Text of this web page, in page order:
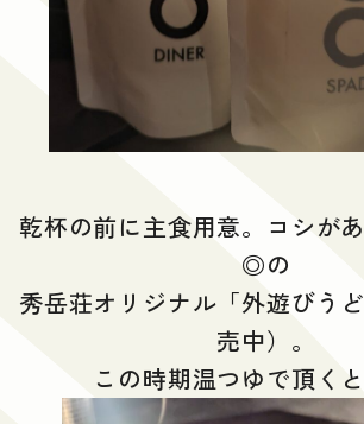
乾杯の前に主食用意。コシが
◎の
秀岳荘オリジナル「外遊びう
売中）。
この時期温つゆで頂くと